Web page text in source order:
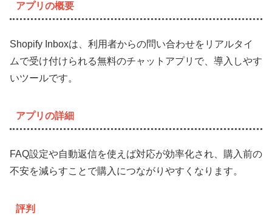
アプリの概要
Shopify Inboxは、利用者からの問い合わせをリアルタイ
ムで受け付けられる無料のチャットアプリで、導入しやす
いツールです。
アプリの詳細
FAQ設定や自動返信を使えば対応が効率化され、購入前の
不安を減らすことで購入につながりやすくなります。
評判